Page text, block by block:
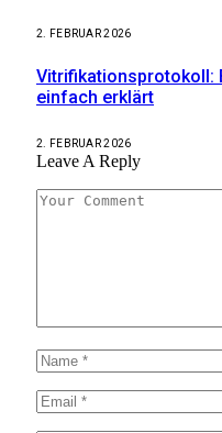
2. FEBRUAR 2026
Vitrifikationsprotokoll:
einfach erklärt
2. FEBRUAR 2026
Leave A Reply